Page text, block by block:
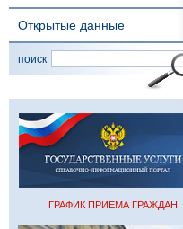
Открытые данные
поиск
ГРАФИК ПРИЕМА ГРАЖДАН